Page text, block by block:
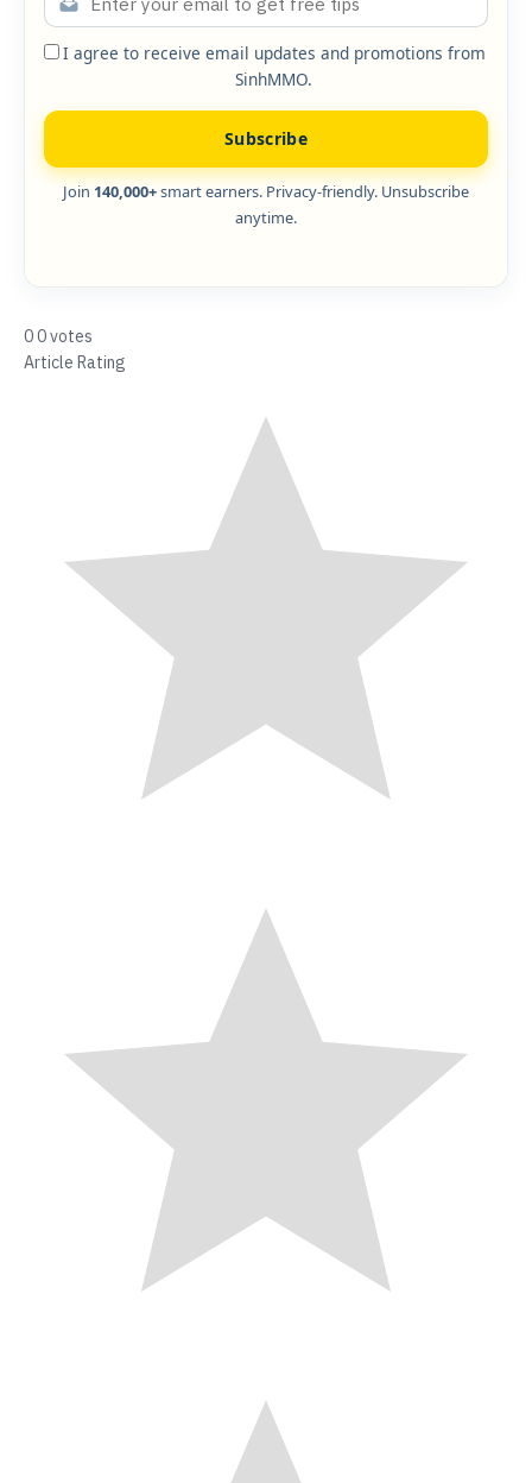
I agree to receive email updates and promotions from
SinhMMO.
Subscribe
Join 140,000+smart earners. Privacy-friendly. Unsubscribe
anytime.
00votes
Article Rating